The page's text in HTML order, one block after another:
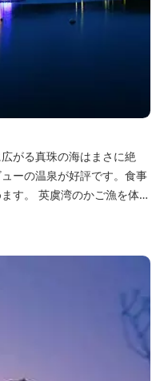
がる真珠の海はまさに絶
ーの温泉が好評です。食事
す。 英虞湾のかご漁を体験
漁で獲れた魚を食べること